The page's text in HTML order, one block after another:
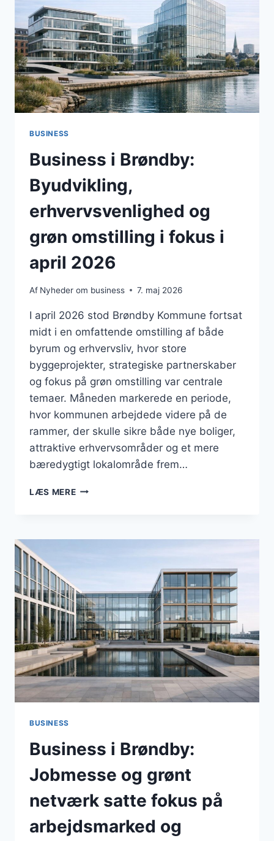
RAMMER
FOR
LOKALE
VIRKSOMHEDER
BUSINESS
Business i Brøndby:
Byudvikling,
erhvervsvenlighed og
grøn omstilling i fokus i
april 2026
Af Nyheder om business 7. maj 2026
I april 2026 stod Brøndby Kommune fortsat
midt i en omfattende omstilling af både
byrum og erhvervsliv, hvor store
byggeprojekter, strategiske partnerskaber
og fokus på grøn omstilling var centrale
temaer. Måneden markerede en periode,
hvor kommunen arbejdede videre på de
rammer, der skulle sikre både nye boliger,
attraktive erhvervsområder og et mere
bæredygtigt lokalområde frem…
LÆS MEREBUSINESS
ERHVERVSVENLIGHED
I
FOKUS
I
APRIL
2026
BUSINESS
Business i Brøndby:
Jobmesse og grønt
netværk satte fokus på
arbejdsmarked og